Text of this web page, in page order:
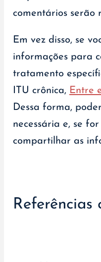
comentários serão
Em vez disso, se
informações para
tratamento
ITU crônica, Entre
Dessa forma,
necessária e, se
compartilhar as
Referências